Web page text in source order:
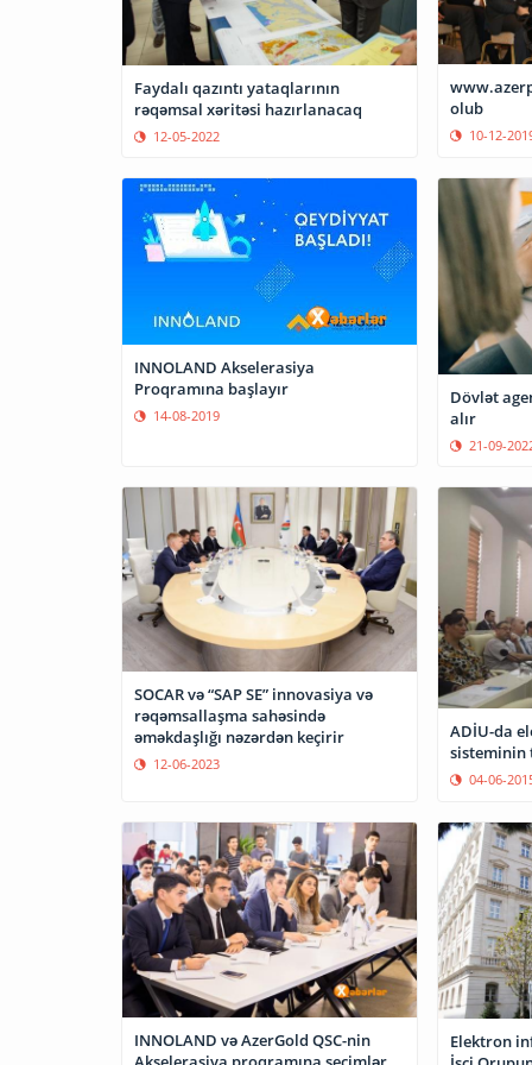
Faydalı qazıntı yataqlarının
rəqəmsal xəritəsi hazırlanacaq
12-05-2022
olub
10-12-
INNOLAND Akselerasiya
Proqramına başlayır
14-08-2019
Dövlət
alır
21-09-
SOCAR və “SAP SE” innovasiya və
rəqəmsallaşma sahəsində
əməkdaşlığı nəzərdən keçirir
12-06-2023
ADİU-da
sisteminin
04-06-
INNOLAND və AzerGold QSC-nin
Elektron